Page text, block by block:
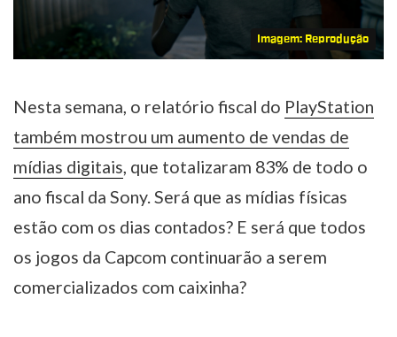
Imagem: Reprodução
Nesta semana, o relatório fiscal do PlayStation
também mostrou um aumento de vendas de
mídias digitais, que totalizaram 83% de todo o
ano fiscal da Sony. Será que as mídias físicas
estão com os dias contados? E será que todos
os jogos da Capcom continuarão a serem
comercializados com caixinha?